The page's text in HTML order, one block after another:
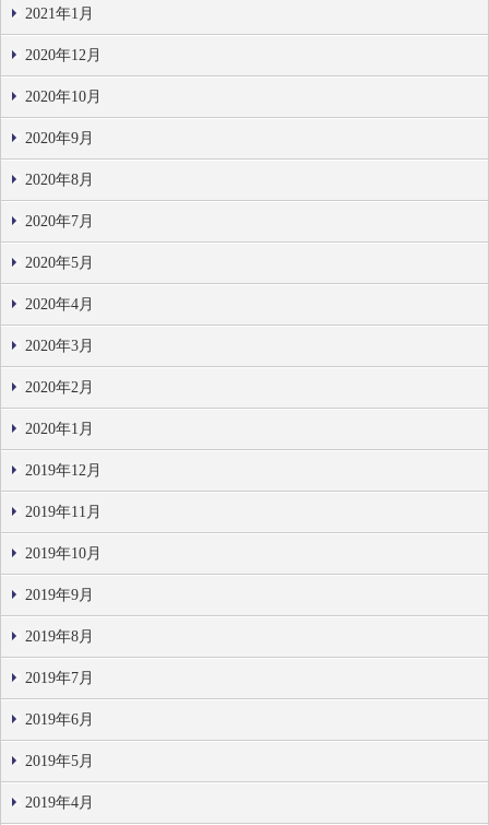
2021年1月
2020年12月
2020年10月
2020年9月
2020年8月
2020年7月
2020年5月
2020年4月
2020年3月
2020年2月
2020年1月
2019年12月
2019年11月
2019年10月
2019年9月
2019年8月
2019年7月
2019年6月
2019年5月
2019年4月